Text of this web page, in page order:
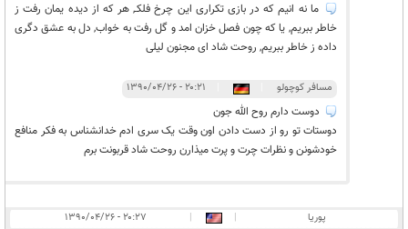
ما نه انیم که در بازی تکراری این چرخ فلکـ, هر که از دیده یمان رفت ز
خاطر ببریم, یا که چون فصل خزان امد و گل رفت به خواب, دل به عشق دگری
داده ز خاطر ببریم, روحت شاد ای مجنون لیلی
مسافر کوچولو ۲۰:۲۱ - ۱۳۹۰/۰۴/۲۶
دوست دارم روح الله جون
دوستات تو رو از دست دادن اون وقت یک سری ادم خدانشناس به فکر منافع
خودشونن و نظرات چرت و پرت میذارن روحت شاد قربونت برم
پوریا |
|
۲۰:۲۷ - ۱۳۹۰/۰۴/۲۶